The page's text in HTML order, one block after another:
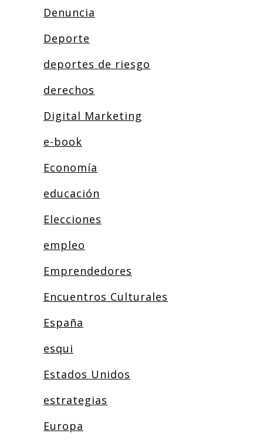
Denuncia
Deporte
deportes de riesgo
derechos
Digital Marketing
e-book
Economía
educación
Elecciones
empleo
Emprendedores
Encuentros Culturales
España
esqui
Estados Unidos
estrategias
Europa